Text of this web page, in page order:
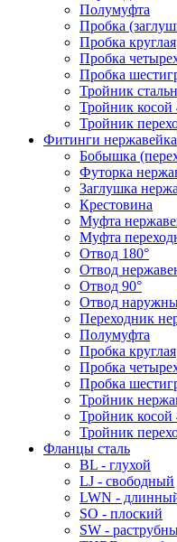
Полумуфта
Пробка
Пробка круглая
Пробка
Пробка
Тройник
Тройник косой
Тройник
Фитинги нержавейка
Бобышка
Футорка
Заглушка
Крестовина
Муфта
Муфта
Отвод 180°
Отвод
Отвод 90°
Отвод
Переходник
Полумуфта
Пробка круглая
Пробка
Пробка
Тройник
Тройник косой
Тройник
Фланцы сталь
BL - глухой
LJ - свободный
LWN -
SO - плоский
SW -